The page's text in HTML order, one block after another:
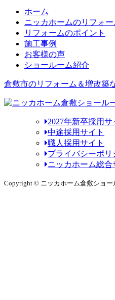
ホーム
ニッカホームのリフォー
リフォームのポイント
施工事例
お客様の声
ショールーム紹介
倉敷市のリフォーム＆増改築
2027年新卒採用サ
中途採用サイト
職人採用サイト
プライバシーポリ
ニッカホーム総合
Copyright © ニッカホーム倉敷ショー